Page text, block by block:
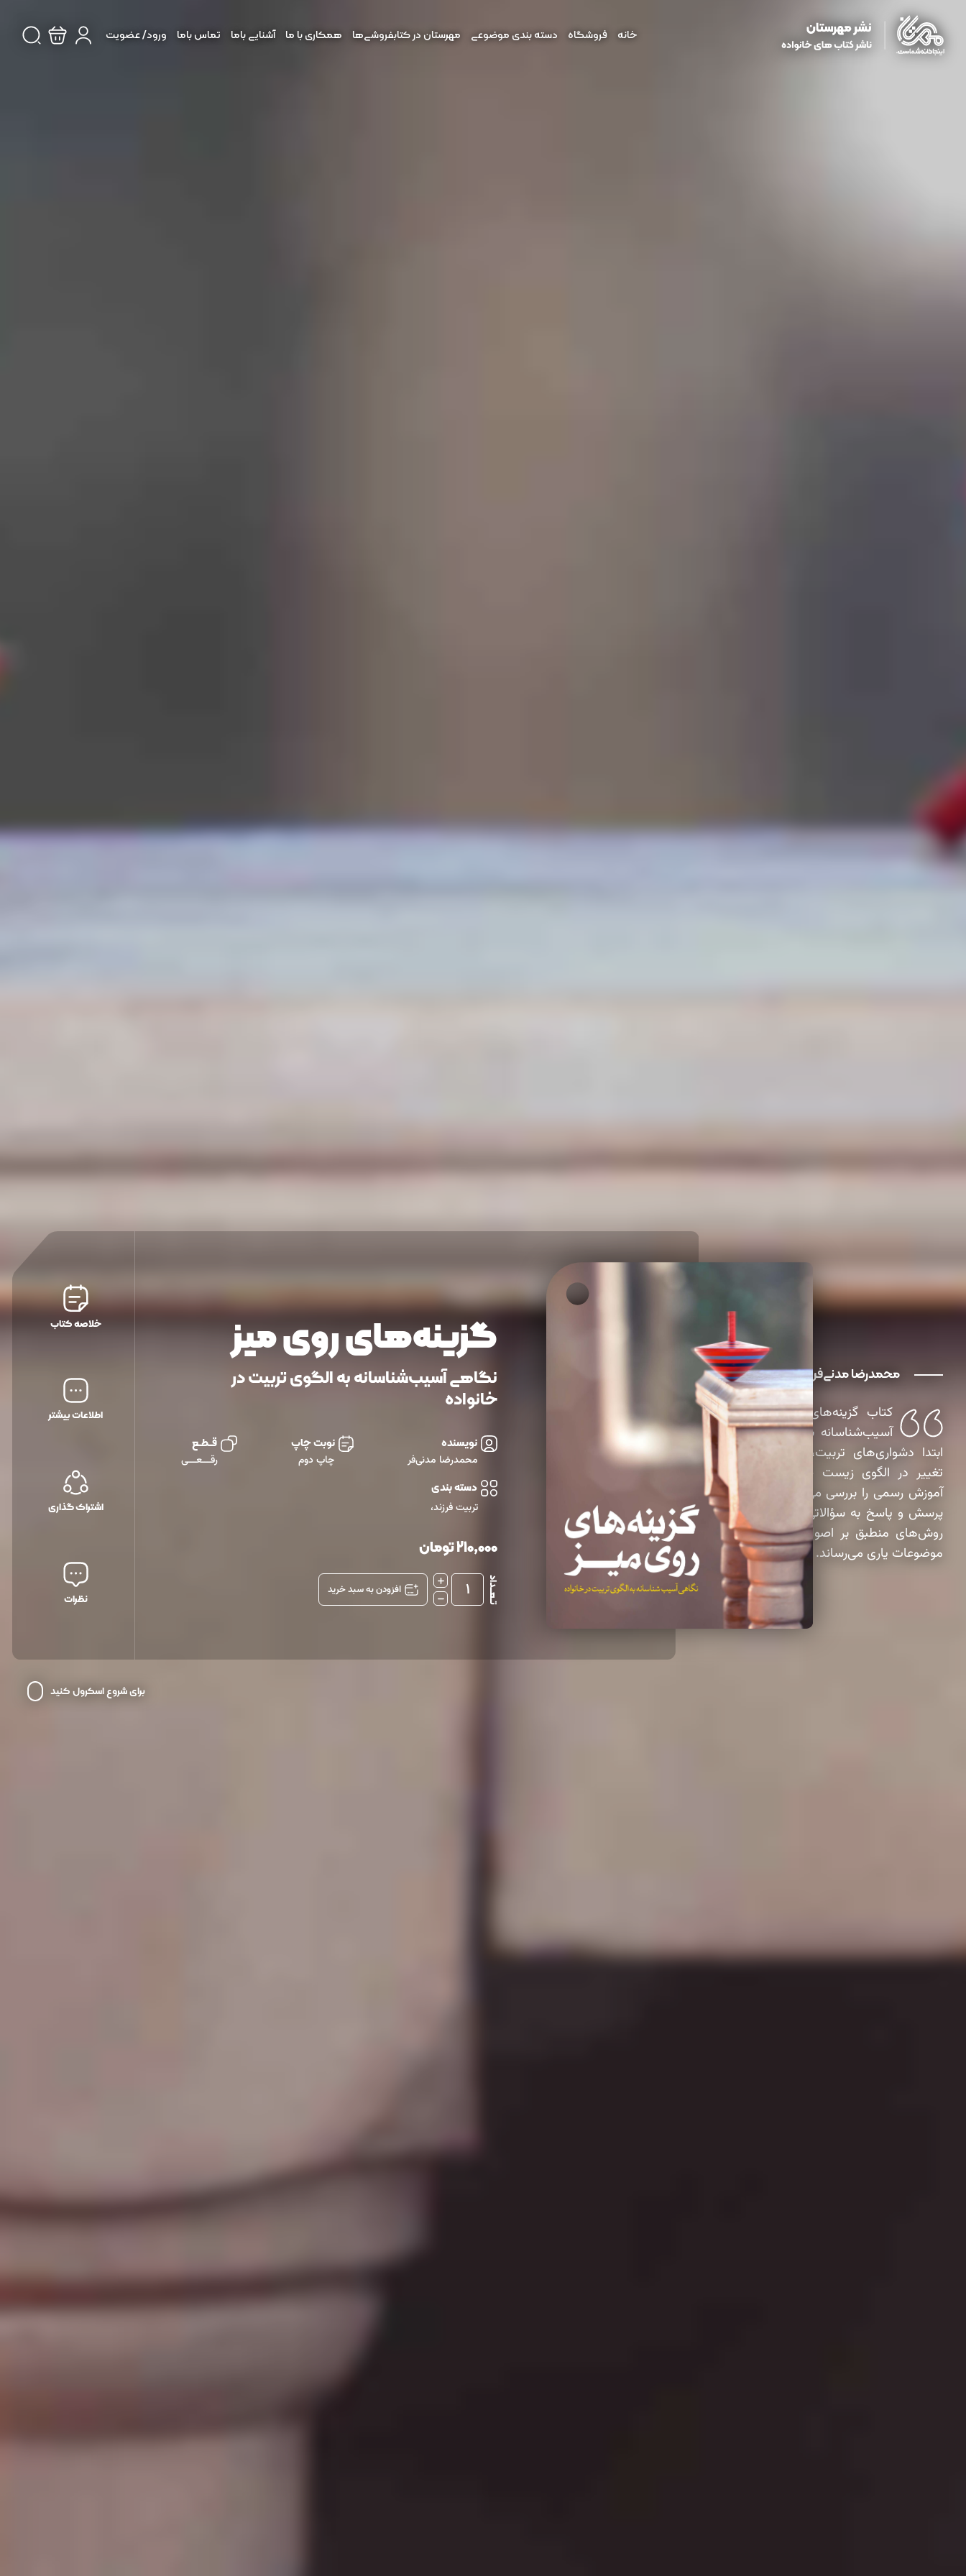
خانه فروشگاه دسته بندی موضوعی مهرستان در کتابفروشی‌ها همکاری با ما آشنایی باما تماس باما ورود/ عضویت
محمدرضا مدنی‌فر
کتاب گزینه‌های روی میز با نگاهی
آسیب‌شناسانه به الگوهای تربیتی، در
ابتدا دشواری‌های تربیت، ازجمله فرزندمحوری،
تغییر در الگوی زیست جمعی و ضعف نظام
آموزش رسمی را بررسی می‌کند. در ادامه با طرح
پرسش و پاسخ به سؤالاتی بنیادین، والدین را با
روش‌های منطبق بر اصول روان‌شناختی در این
موضوعات یاری می‌رساند.
گزینه‌های روی میز
نگاهی آسیب‌شناسانه به الگوی تربیت در
خانواده
نویسنده
محمدرضا مدنی‌فر
نوبت چاپ
چاپ دوم
قــطــع
رقـــعـــی
دسته بندی
تربیت فرزند،
210,000تومان
تــعـــداد 1 افزودن به سبد خرید
خلاصه کتاب
اطلاعات بیشتر
اشتراک گذاری
نظرات
برای شروع اسکرول کنید